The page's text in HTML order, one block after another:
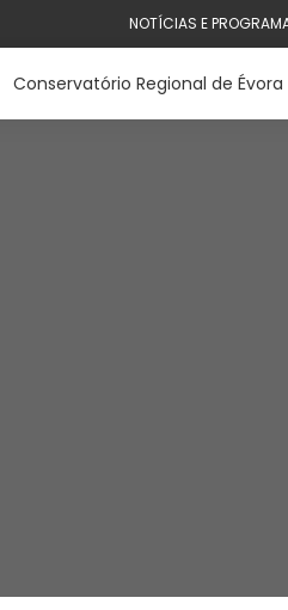
NOTÍCIAS E
Conservatório Regional de Évora